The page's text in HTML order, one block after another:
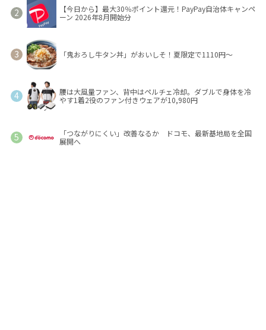
【今日から】最大30％ポイント還元！PayPay自治体キャンペ
ーン 2026年8月開始分
「鬼おろし牛タン丼」がおいしそ！夏限定で1110円～
腰は大風量ファン、背中はペルチェ冷却。ダブルで身体を冷
やす1着2役のファン付きウェアが10,980円
「つながりにくい」改善なるか ドコモ、最新基地局を全国
展開へ